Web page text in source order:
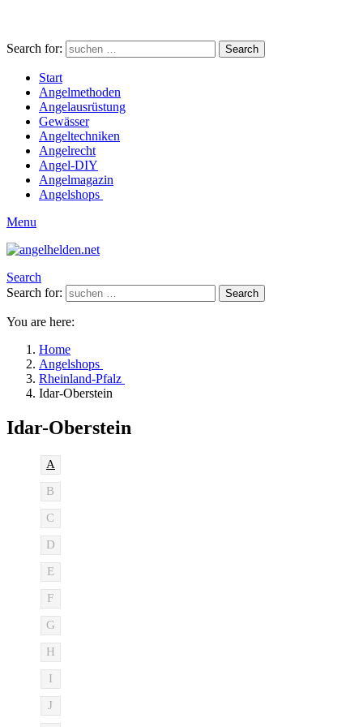
Search for: Search
Start
Angelmethoden
Angelausrüstung
Gewässer
Angeltechniken
Angelrecht
Angel-DIY
Angelmagazin
Angelshops
Menu
Search
Search for:
Search
You are here:
Home
Angelshops
Rheinland-Pfalz
Idar-Oberstein
Idar-Oberstein
A
B
C
D
E
F
G
H
I
J